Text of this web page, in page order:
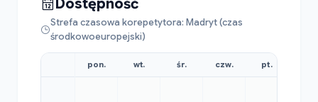
Dostępność
Strefa czasowa korepetytora: Madryt (czas
środkowoeuropejski)
pon. wt. śr. czw. pt.